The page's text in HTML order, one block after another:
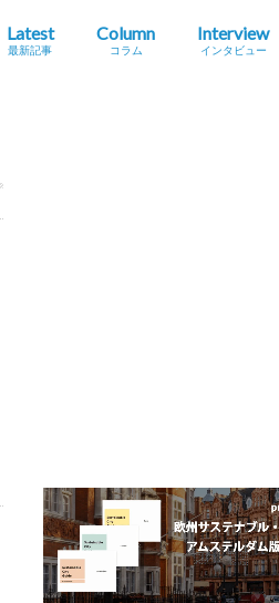
Latest
最新記事
Column
コラム
Interview
インタビュー